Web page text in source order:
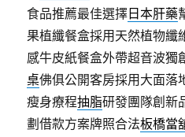
食品推薦最佳選擇 日本肝藥
果植纖餐盒採用天然植物纖
感牛皮紙餐盒外帶超音波獨
桌佛俱公開客房採用大面落
瘦身療程抽脂研發團隊創新
劃借款方案牌照合法板橋當